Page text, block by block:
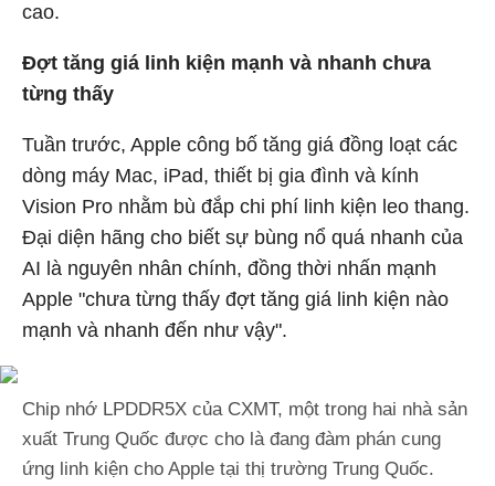
cao.
Đợt tăng giá linh kiện mạnh và nhanh chưa
từng thấy
Tuần trước, Apple công bố tăng giá đồng loạt các
dòng máy Mac, iPad, thiết bị gia đình và kính
Vision Pro nhằm bù đắp chi phí linh kiện leo thang.
Đại diện hãng cho biết sự bùng nổ quá nhanh của
AI là nguyên nhân chính, đồng thời nhấn mạnh
Apple "chưa từng thấy đợt tăng giá linh kiện nào
mạnh và nhanh đến như vậy".
Chip nhớ LPDDR5X của CXMT, một trong hai nhà sản
xuất Trung Quốc được cho là đang đàm phán cung
ứng linh kiện cho Apple tại thị trường Trung Quốc.